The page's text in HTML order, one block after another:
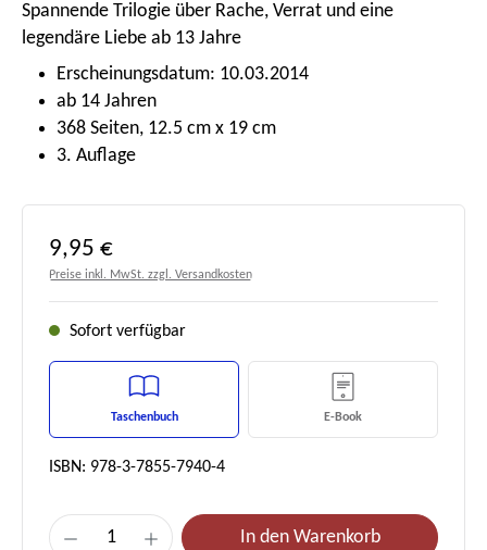
Spannende Trilogie über Rache, Verrat und eine
legendäre Liebe ab 13 Jahre
Erscheinungsdatum: 10.03.2014
ab 14 Jahren
368 Seiten, 12.5 cm x 19 cm
3. Auflage
Regulärer Preis:
9,95 €
Preise inkl. MwSt. zzgl. Versandkosten
Sofort verfügbar
Taschenbuch E-Book
ISBN: 978-3-7855-7940-4
Produkt Anzahl: Gib den gewünschten
In den Warenkorb